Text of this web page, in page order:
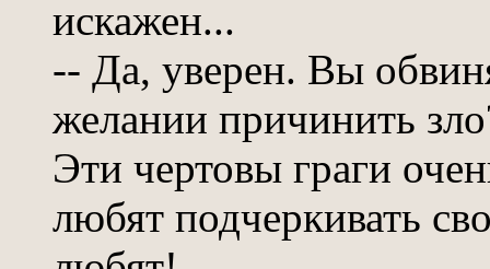
искажен...
-- Да, уверен. Вы
желании причинить
Эти чертовы граги
любят подчеркивать